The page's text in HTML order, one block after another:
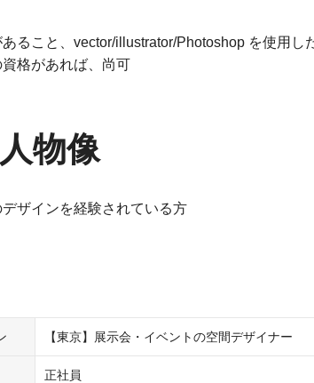
あること、vector/illustrator/Photoshop を使用し
格があれば、尚可
物像
デザインを経験されている方
【東京】展示会・イベントの空間デザイナー
正社員